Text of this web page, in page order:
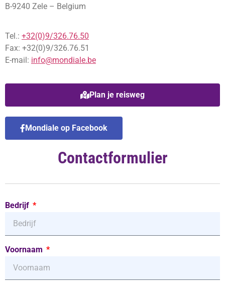
B-9240 Zele – Belgium
Tel.: +32(0)9/326.76.50
Fax: +32(0)9/326.76.51
E-mail: info@mondiale.be
Plan je reisweg
Mondiale op Facebook
Contactformulier
Bedrijf
Voornaam